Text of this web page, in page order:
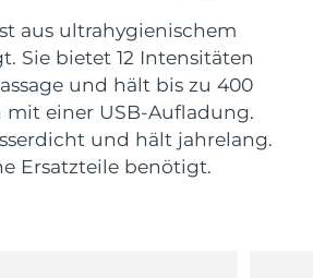
aus ultrahygienischem
Sie bietet 12 Intensitäten
und hält bis zu 400
einer USB-Aufladung.
und hält jahrelang.
Ersatzteile benötigt.